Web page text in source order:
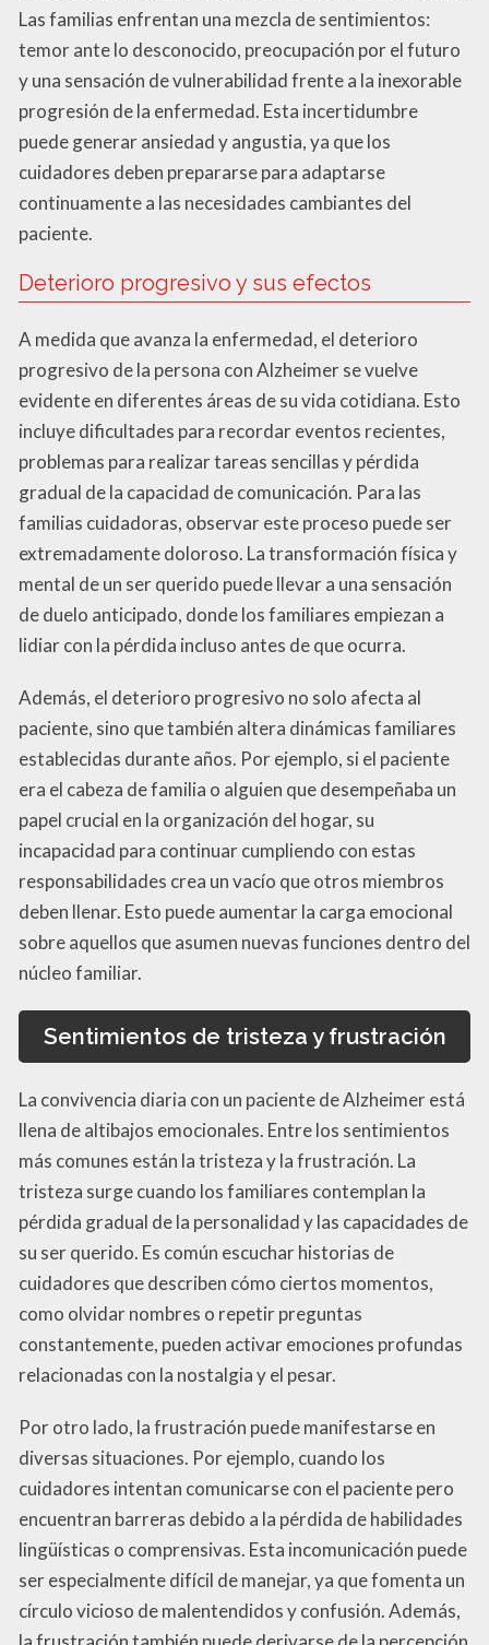
Las familias enfrentan una mezcla de sentimientos:
temor ante lo desconocido, preocupación por el futuro
y una sensación de vulnerabilidad frente a la inexorable
progresión de la enfermedad. Esta incertidumbre
puede generar ansiedad y angustia, ya que los
cuidadores deben prepararse para adaptarse
continuamente a las necesidades cambiantes del
paciente.
Deterioro progresivo y sus efectos
A medida que avanza la enfermedad, el deterioro
progresivo de la persona con Alzheimer se vuelve
evidente en diferentes áreas de su vida cotidiana. Esto
incluye dificultades para recordar eventos recientes,
problemas para realizar tareas sencillas y pérdida
gradual de la capacidad de comunicación. Para las
familias cuidadoras, observar este proceso puede ser
extremadamente doloroso. La transformación física y
mental de un ser querido puede llevar a una sensación
de duelo anticipado, donde los familiares empiezan a
lidiar con la pérdida incluso antes de que ocurra.
Además, el deterioro progresivo no solo afecta al
paciente, sino que también altera dinámicas familiares
establecidas durante años. Por ejemplo, si el paciente
era el cabeza de familia o alguien que desempeñaba un
papel crucial en la organización del hogar, su
incapacidad para continuar cumpliendo con estas
responsabilidades crea un vacío que otros miembros
deben llenar. Esto puede aumentar la carga emocional
sobre aquellos que asumen nuevas funciones dentro del
núcleo familiar.
Sentimientos de tristeza y frustración
La convivencia diaria con un paciente de Alzheimer está
llena de altibajos emocionales. Entre los sentimientos
más comunes están la tristeza y la frustración. La
tristeza surge cuando los familiares contemplan la
pérdida gradual de la personalidad y las capacidades de
su ser querido. Es común escuchar historias de
cuidadores que describen cómo ciertos momentos,
como olvidar nombres o repetir preguntas
constantemente, pueden activar emociones profundas
relacionadas con la nostalgia y el pesar.
Por otro lado, la frustración puede manifestarse en
diversas situaciones. Por ejemplo, cuando los
cuidadores intentan comunicarse con el paciente pero
encuentran barreras debido a la pérdida de habilidades
lingüísticas o comprensivas. Esta incomunicación puede
ser especialmente difícil de manejar, ya que fomenta un
círculo vicioso de malentendidos y confusión. Además,